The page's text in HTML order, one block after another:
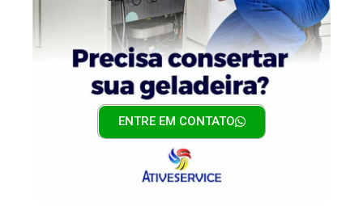
ENTRE EM CONTATO